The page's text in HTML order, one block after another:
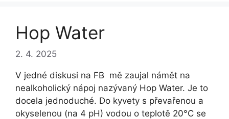
Hop Water
2. 4. 2025
V jedné diskusi na FB mě zaujal námět na
nealkoholický nápoj nazývaný Hop Water. Je to
docela jednoduché. Do kyvety s převařenou a
okyselenou (na 4 pH) vodou o teplotě 20°C se